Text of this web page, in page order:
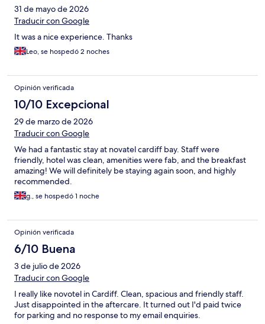
31 de mayo de 2026
Traducir con Google
It was a nice experience. Thanks
Leo, se hospedó 2 noches
Opinión verificada
10/10 Excepcional
29 de marzo de 2026
Traducir con Google
We had a fantastic stay at novatel cardiff bay. Staff were
friendly, hotel was clean, amenities were fab, and the breakfast
amazing! We will definitely be staying again soon, and highly
recommended.
g., se hospedó 1 noche
Opinión verificada
6/10 Buena
3 de julio de 2026
Traducir con Google
I really like novotel in Cardiff. Clean, spacious and friendly staff.
Just disappointed in the aftercare. It turned out I'd paid twice
for parking and no response to my email enquiries.